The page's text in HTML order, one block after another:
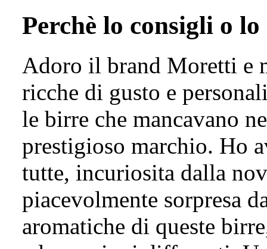
Perchè lo consigli o
Adoro il brand Moretti e
ricche di gusto e
le birre che mancavano
prestigioso marchio. Ho
tutte, incuriosita dalla
piacevolmente sorpresa
aromatiche di queste